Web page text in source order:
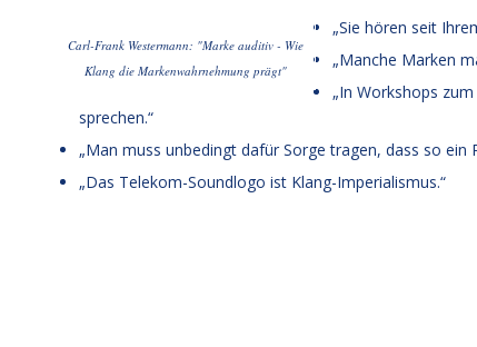
Carl-Frank Westermann: "Marke auditiv - Wie
Klang die Markenwahrnehmung prägt"
„Sie hören seit
„Manche Marken
„In Workshops
sprechen.“
„Man muss unbedingt dafür Sorge tragen, dass so ein
„Das Telekom-Soundlogo ist Klang-Imperialismus.“